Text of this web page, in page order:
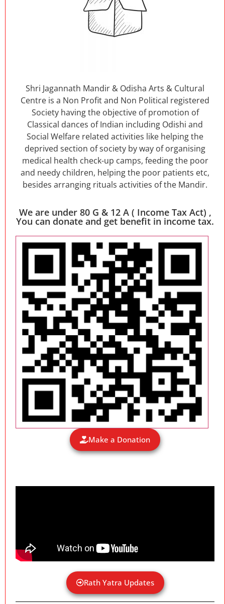
Shri Jagannath Mandir & Odisha Arts & Cultural
Centre is a Non Profit and Non Political registered
Society having the objective of promotion of
Classical dances of Indian including Odishi and
Social Welfare related activities like helping the
deprived section of society by way of organising
medical health check-up camps, feeding the poor
and needy children, helping the poor patients etc,
besides arranging rituals activities of the Mandir.
We are under 80 G & 12 A ( Income Tax Act) ,
You can donate and get benefit in income tax.
Make a Donation
Rath Yatra Updates